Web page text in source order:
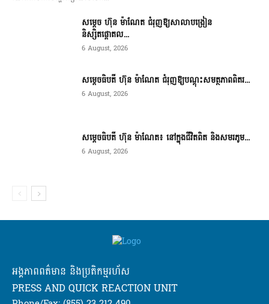
សម្តេច ហ៊ុន ម៉ាណែត ជំរុញឱ្យសាលាបង្រៀន
និស្សិតផ្តោតល...
6 August, 2026
សម្តេចធិបតី ហ៊ុន ម៉ាណែត ជំរុញឱ្យបណ្តុះសមត្ថភាពពិតរ...
6 August, 2026
សម្តេចធិបតី ហ៊ុន ម៉ាណែត៖ នៅក្នុងជីវិតពិត និងសមរភូម...
6 August, 2026
អង្គភាពពត៌មាន និងប្រតិកម្មរហ័ស
PRESS AND QUICK REACTION UNIT